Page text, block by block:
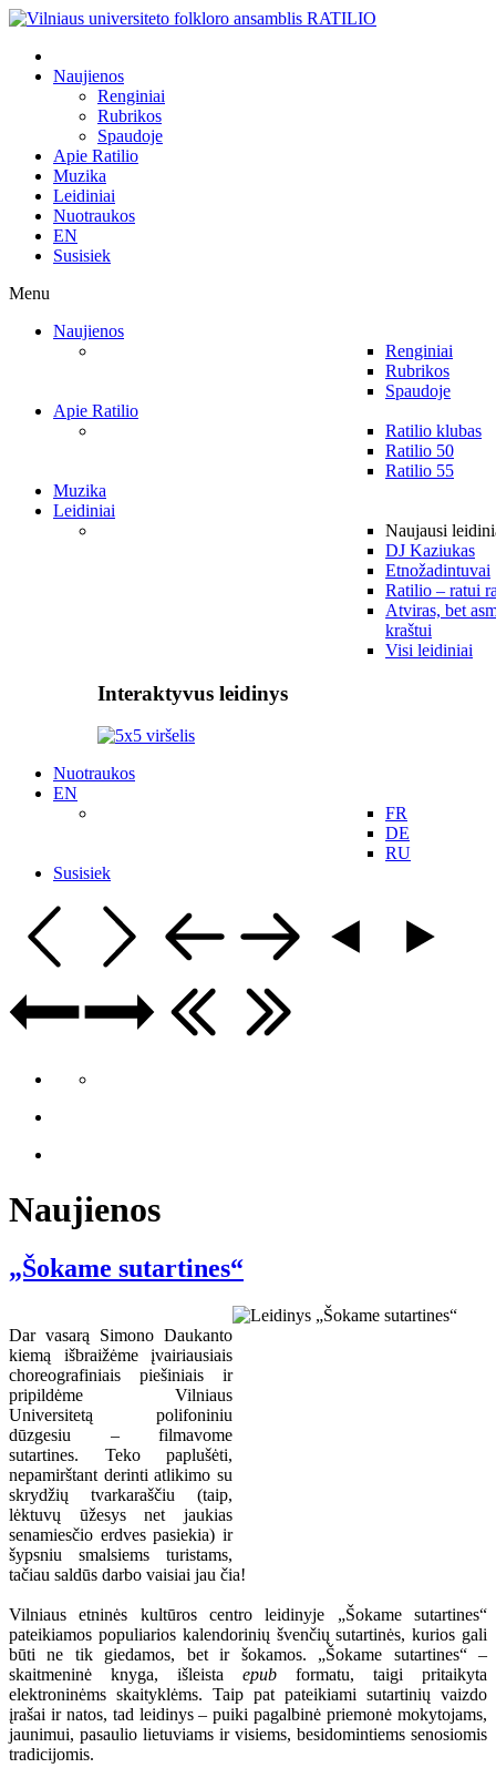
Naujienos
Renginiai
Rubrikos
Spaudoje
Apie Ratilio
Muzika
Leidiniai
Nuotraukos
EN
Susisiek
Menu
Naujienos
Renginiai
Rubrikos
Spaudoje
Apie Ratilio
Ratilio klubas
Ratilio 50
Ratilio 55
Muzika
Leidiniai
Naujausi
DJ Kaziukas
Etnožadintuvai
Ratilio – ratui
Atviras, bet
kraštui
Visi leidiniai
Interaktyvus leidinys
Nuotraukos
EN
FR
DE
RU
Susisiek
Naujienos
„Šokame sutartines“
Dar vasarą Simono Daukanto
kiemą išbraižėme įvairiausiais
choreografiniais piešiniais ir
pripildėme Vilniaus
Universitetą polifoniniu
dūzgesiu – filmavome
sutartines. Teko paplušėti,
nepamirštant derinti atlikimo su
skrydžių tvarkaraščiu (taip,
lėktuvų ūžesys net jaukias
senamiesčio erdves pasiekia) ir
šypsniu smalsiems turistams,
tačiau saldūs darbo vaisiai jau čia!
Vilniaus etninės kultūros centro leidinyje „Šokame sutartines“
pateikiamos populiarios kalendorinių švenčių sutartinės, kurios gali
būti ne tik giedamos, bet ir šokamos. „Šokame sutartines“ –
skaitmeninė knyga, išleista epub formatu, taigi pritaikyta
elektroninėms skaityklėms. Taip pat pateikiami sutartinių vaizdo
įrašai ir natos, tad leidinys – puiki pagalbinė priemonė mokytojams,
jaunimui, pasaulio lietuviams ir visiems, besidomintiems senosiomis
tradicijomis.